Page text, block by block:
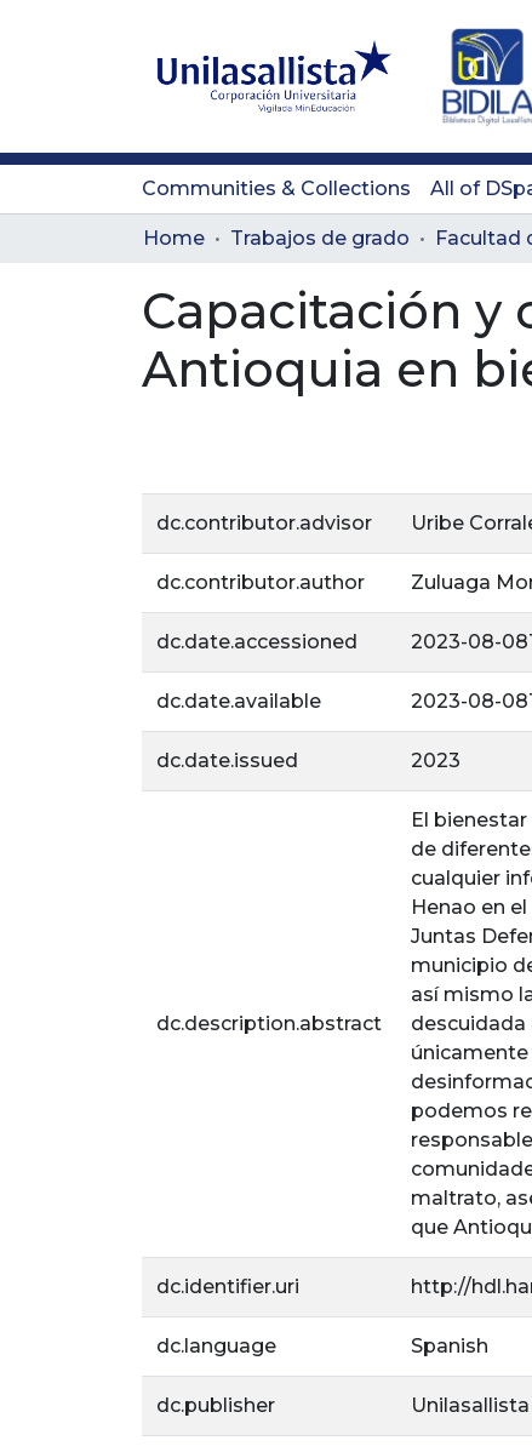
Communities & Collections All of
Home Trabajos de grado
Capacitación
Antioquia en
dc.contributor.advisor Uribe
dc.contributor.author Zuluaga
dc.date.accessioned 2023-08-
dc.date.available 2023-08-
dc.date.issued 2023
dc.description.abstract
El
de
cualquier
Henao en
Juntas
municipio
así mismo
descuidada
podemos
maltrato,
que
dc.identifier.uri http://
dc.language Spanish
dc.publisher